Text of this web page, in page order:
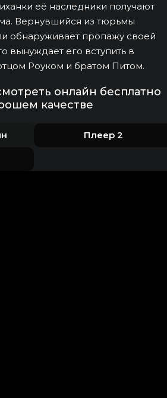
её наследники получают
Вернувшийся из тюрьмы
обнаруживает пропажу своей
вынуждает его вступить в
Роуком и братом Питом.
онлайн бесплатно
качестве
Плеер 2